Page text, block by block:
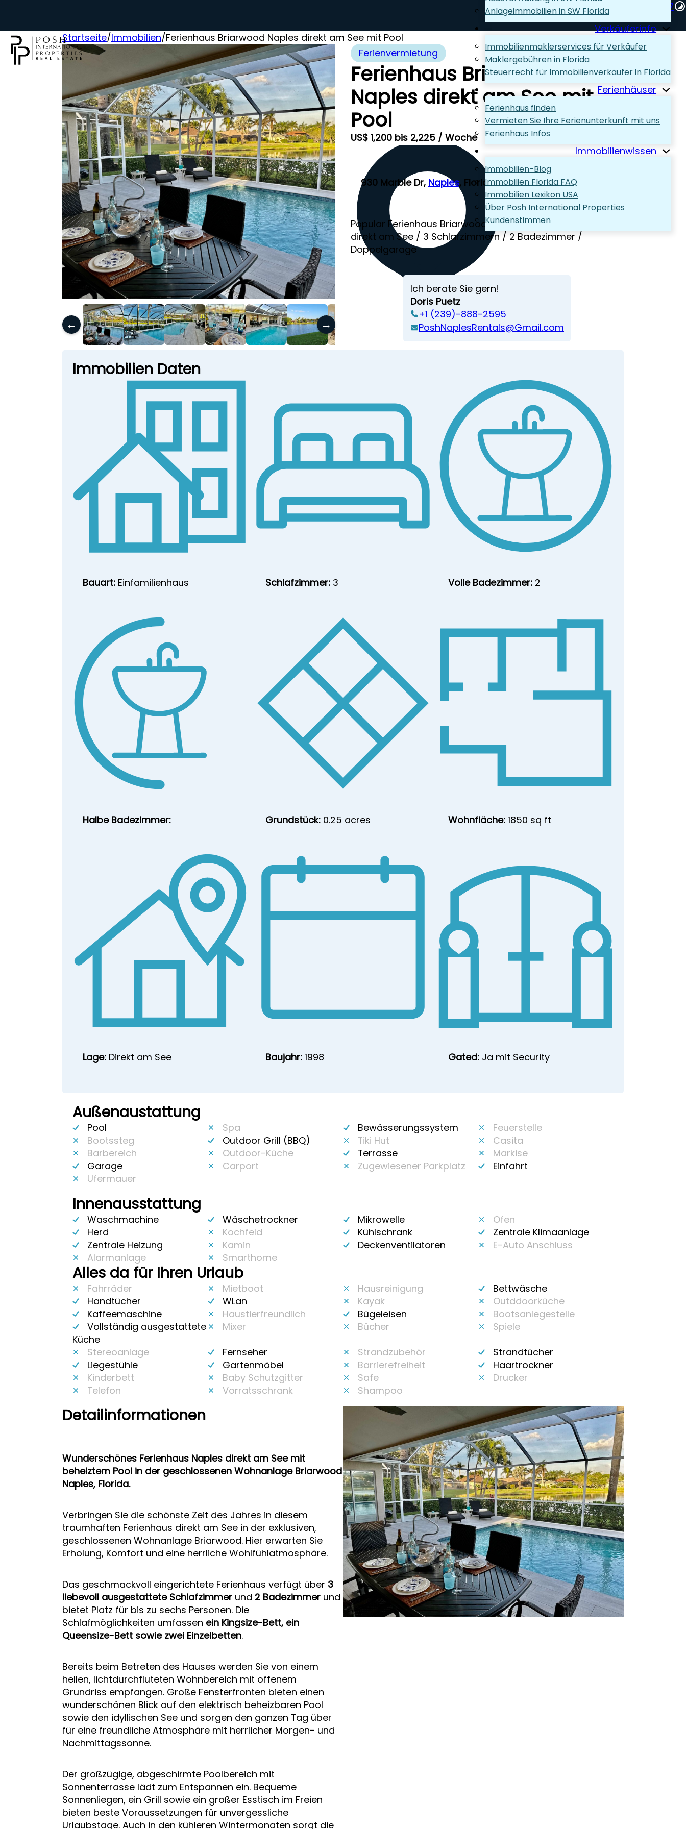
Wir beraten Sie gern!
+1 (239) 248-1667‬
Anlageimmobilien in SW Florida
Verkäuferinfo
Immobilienmaklerservices für Verkäufer
Maklergebühren in Florida
Steuerrecht für Immobilienverkäufer in Florida
Ferienhäuser
Ferienhaus finden
Vermieten Sie Ihre Ferienunterkunft mit uns
Ferienhaus Infos
Immobilienwissen
Immobilien-Blog
Immobilien Florida FAQ
Immobilien Lexikon USA
Über Posh International Properties
Kundenstimmen
Startseite/Immobilien/Ferienhaus Briarwood Naples direkt am See mit Pool
← →
Ferienvermietung
Ferienhaus Briarwood
Naples direkt am See mit
Pool
US$ 1,200 bis 2,225 / Woche
930 Marble Dr, Naples, Florida
Popular Ferienhaus Briarwood Naples mit privatem Pool
direkt am See / 3 Schlafzimmern / 2 Badezimmer /
Doppelgarage
Ich berate Sie gern!
Doris Puetz
+1 (239)-888-2595
PoshNaplesRentals@Gmail.com
Immobilien Daten
Bauart:Einfamilienhaus Schlafzimmer:3 Volle Badezimmer:2
Halbe Badezimmer: Grundstück:0.25 acres Wohnfläche:1850 sq ft
Lage:Direkt am See Baujahr:1998 Gated:Ja mit Security
Außenaustattung
Pool Spa Bewässerungssystem
Feuerstelle
Bootssteg
Outdoor Grill (BBQ) Tiki Hut
Casita
Barbereich
Outdoor-Küche Terrasse
Markise
Garage
Carport Zugewiesener Parkplatz
Einfahrt
Ufermauer
Innenausstattung
Waschmachine Wäschetrockner Mikrowelle
Ofen
Herd
Kochfeld Kühlschrank
Zentrale Klimaanlage
Zentrale Heizung
Kamin Deckenventilatoren
E-Auto Anschluss
Alarmanlage
Smarthome
Alles da für Ihren Urlaub
Fahrräder Mietboot Hausreinigung
Bettwäsche
Handtücher
WLan Kayak
Outddoorküche
Kaffeemaschine
Haustierfreundlich Bügeleisen
Bootsanlegestelle
Vollständig ausgestattete
Küche
Mixer Bücher
Spiele
Stereoanlage
Fernseher Strandzubehör
Strandtücher
Liegestühle
Gartenmöbel Barrierefreiheit
Haartrockner
Kinderbett
Baby Schutzgitter Safe
Drucker
Telefon
Vorratsschrank Shampoo
Detailinformationen
Wunderschönes Ferienhaus Naples direkt am See mit
beheiztem Pool in der geschlossenen Wohnanlage Briarwood
Naples, Florida.
Verbringen Sie die schönste Zeit des Jahres in diesem
traumhaften Ferienhaus direkt am See in der exklusiven,
geschlossenen Wohnanlage Briarwood. Hier erwarten Sie
Erholung, Komfort und eine herrliche Wohlfühlatmosphäre.
Das geschmackvoll eingerichtete Ferienhaus verfügt über 3
liebevoll ausgestattete Schlafzimmer und 2 Badezimmer und
bietet Platz für bis zu sechs Personen. Die
Schlafmöglichkeiten umfassen ein Kingsize-Bett, ein
Queensize-Bett sowie zwei Einzelbetten.
Bereits beim Betreten des Hauses werden Sie von einem
hellen, lichtdurchfluteten Wohnbereich mit offenem
Grundriss empfangen. Große Fensterfronten bieten einen
wunderschönen Blick auf den elektrisch beheizbaren Pool
sowie den idyllischen See und sorgen den ganzen Tag über
für eine freundliche Atmosphäre mit herrlicher Morgen- und
Nachmittagssonne.
Der großzügige, abgeschirmte Poolbereich mit
Sonnenterrasse lädt zum Entspannen ein. Bequeme
Sonnenliegen, ein Grill sowie ein großer Esstisch im Freien
bieten beste Voraussetzungen für unvergessliche
Urlaubstage. Auch in den kühleren Wintermonaten sorgt die